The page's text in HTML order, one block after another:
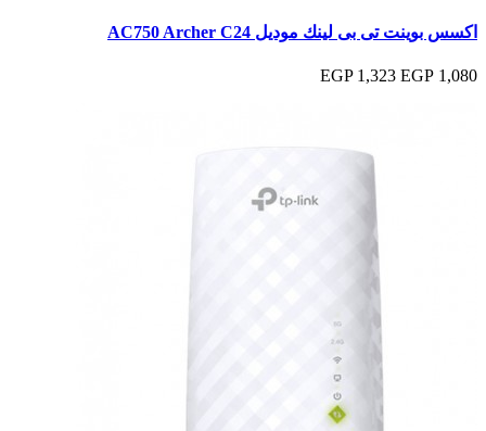
اكسس بوينت تى بى لينك موديل AC750 Archer C24
1,080 EGP
1,323 EGP